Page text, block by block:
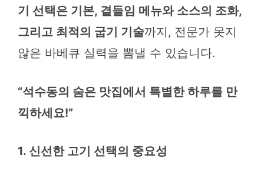
기 선택은 기본, 곁들임 메뉴와 소스의 조화,
그리고 최적의 굽기 기술까지, 전문가 못지
않은 바베큐 실력을 뽐낼 수 있습니다.
“석수동의 숨은 맛집에서 특별한 하루를 만
끽하세요!”
1. 신선한 고기 선택의 중요성